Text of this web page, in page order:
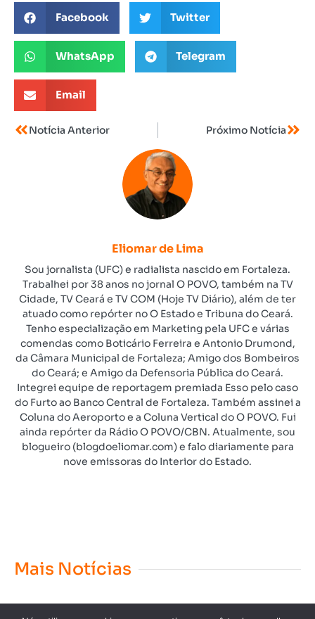
Facebook Twitter
WhatsApp Telegram
Email
Notícia Anterior Próximo Notícia
Eliomar de Lima
Sou jornalista (UFC) e radialista nascido em Fortaleza.
Trabalhei por 38 anos no jornal O POVO, também na TV
Cidade, TV Ceará e TV COM (Hoje TV Diário), além de ter
atuado como repórter no O Estado e Tribuna do Ceará.
Tenho especialização em Marketing pela UFC e várias
comendas como Boticário Ferreira e Antonio Drumond,
da Câmara Municipal de Fortaleza; Amigo dos Bombeiros
do Ceará; e Amigo da Defensoria Pública do Ceará.
Integrei equipe de reportagem premiada Esso pelo caso
do Furto ao Banco Central de Fortaleza. Também assinei a
Coluna do Aeroporto e a Coluna Vertical do O POVO. Fui
ainda repórter da Rádio O POVO/CBN. Atualmente, sou
blogueiro (blogdoeliomar.com) e falo diariamente para
nove emissoras do Interior do Estado.
Mais Notícias